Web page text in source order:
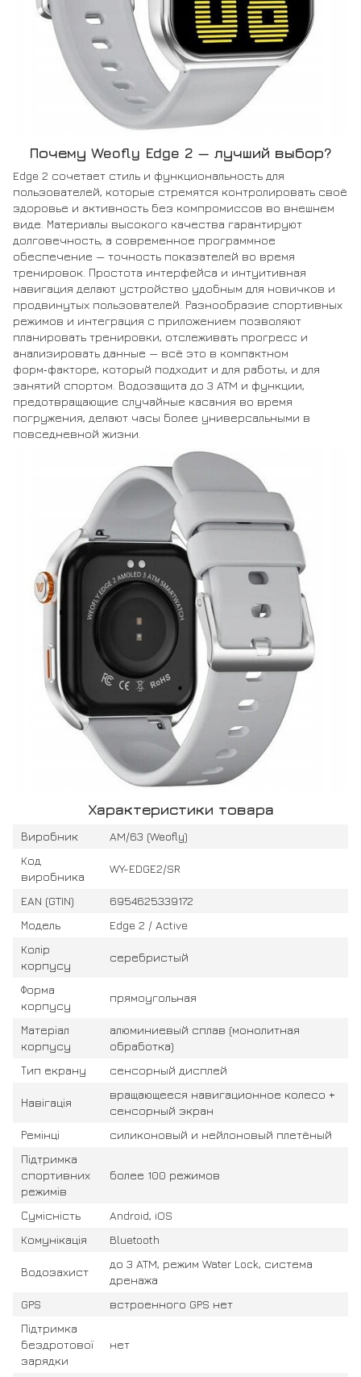
Почему Weofly Edge 2 — лучший выбор?
Edge 2 сочетает стиль и функциональность для
пользователей, которые стремятся контролировать своё
здоровье и активность без компромиссов во внешнем
виде. Материалы высокого качества гарантируют
долговечность, а современное программное
обеспечение — точность показателей во время
тренировок. Простота интерфейса и интуитивная
навигация делают устройство удобным для новичков и
продвинутых пользователей. Разнообразие спортивных
режимов и интеграция с приложением позволяют
планировать тренировки, отслеживать прогресс и
анализировать данные — всё это в компактном
форм‑факторе, который подходит и для работы, и для
занятий спортом. Водозащита до 3 ATM и функции,
предотвращающие случайные касания во время
погружения, делают часы более универсальными в
повседневной жизни.
Характеристики товара
Виробник
AM/63 (Weofly)
Код
виробника
WY-EDGE2/SR
EAN (GTIN)
6954625339172
Модель
Edge 2 / Active
Колір
корпусу
серебристый
Форма
корпусу
прямоугольная
Матеріал
корпусу
алюминиевый сплав (монолитная
обработка)
Тип екрану
сенсорный дисплей
Навігація
вращающееся навигационное колесо +
сенсорный экран
Ремінці
силиконовый и нейлоновый плетёный
Підтримка
спортивних
режимів
более 100 режимов
Сумісність
Android, iOS
Комунікація
Bluetooth
Водозахист
до 3 ATM, режим Water Lock, система
дренажа
GPS
встроенного GPS нет
Підтримка
бездротової
зарядки
нет